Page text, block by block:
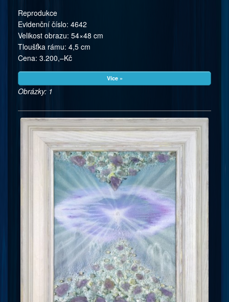
Reprodukce
Evidenční číslo: 4642
Velikost obrazu: 54×48 cm
Tloušťka rámu: 4,5 cm
Cena: 3.200,–Kč
Více »
Obrázky: 1